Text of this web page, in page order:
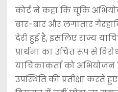
कोर्ट ने कहा कि चूंकि
बार-बार और लगातार
देरी हुई है, इसलिए राज्य
प्रार्थना का उचित रूप से
याचिकाकर्ता को अभियोजन
उपस्थिति की प्रतीक्षा करते